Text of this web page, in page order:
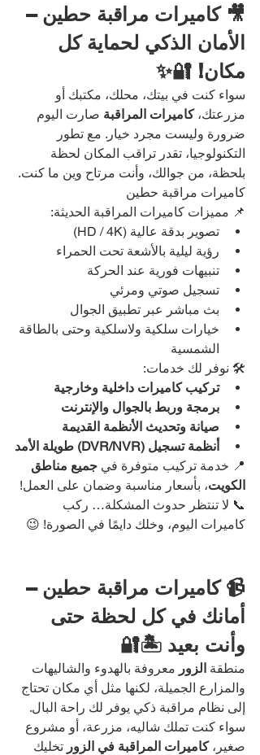
🎥 كاميرات مراقبة حطين –
الأمان الذكي لحماية كل
مكان! 🔐✨
سواء كنت في بيتك، محلك، مكتبك أو
مزرعتك، كاميرات المراقبة صارت اليوم
ضرورة وليست مجرد خيار. مع تطور
التكنولوجيا، تقدر تراقب المكان لحظة
بلحظة، من جوالك، وأنت مرتاح وين ما كنت.
كاميرات مراقبة حطين
📌 مميزات كاميرات المراقبة الحديثة:
تصوير بدقة عالية (HD / 4K)
رؤية ليلية بالأشعة تحت الحمراء
تنبيهات فورية عند الحركة
تسجيل صوتي ومرئي
بث مباشر عبر تطبيق الجوال
خيارات سلكية ولاسلكية وحتى بالطاقة
الشمسية
🛠️ نوفر لك خدمات:
تركيب كاميرات داخلية وخارجية
برمجة وربط بالجوال والإنترنت
صيانة وتحديث الأنظمة القديمة
أنظمة تسجيل (DVR/NVR) طويلة الأمد
📍 خدمة تركيب متوفرة في جميع مناطق
الكويت، بأسعار مناسبة وضمان على العمل!
📞 لا تنتظر حدوث المشكلة… ركب
كاميرات اليوم، وخلك دايمًا في الصورة! 😉
📹 كاميرات مراقبة حطين –
أمانك في كل لحظة حتى
وأنت بعيد 🏝️🔐
منطقة الزور معروفة بالهدوء والشاليهات
والمزارع الجميلة، لكنها مثل أي مكان تحتاج
إلى نظام مراقبة ذكي يوفر لك راحة البال.
سواء كنت تملك شاليه، مزرعة، أو مشروع
صغير، كاميرات المراقبة في الزور تخليك